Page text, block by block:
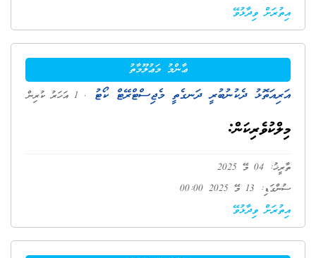
އިތުރަށް ވިދާޅުވޭ
ޢާންމު މަޢުލޫމާތު
އަރިއަތޮޅު ދެކުނުބުރީ ދަނގެތީ މެޖިސްޓްރޭޓް ކޯޓު . 1 އަހަރު ކުރިން
މިލްކުވެރިކަން:
ތާރީޚު: 04 މޭ 2025
ސުންގަޑި: 13 މޭ 2025 00:00
އިތުރަށް ވިދާޅުވޭ